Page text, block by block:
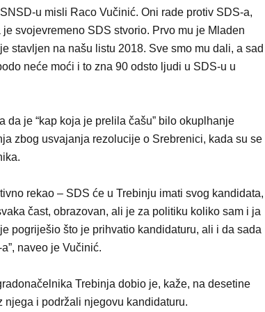
u misli Raco Vučinić. Oni rade protiv SDS-a,
svojevremeno SDS stvorio. Prvo mu je Mladen
stavljen na našu listu 2018. Sve smo mu dali, a sad
neće moći i to zna 90 odsto ljudi u SDS-u u
da je “kap koja je prelila čašu” bilo okuplhanje
zbog usvajanja rezolucije o Srebrenici, kada su se
rekao – SDS će u Trebinju imati svog kandidata,
čast, obrazovan, ali je za politiku koliko sam i ja
pogriješio što je prihvatio kandidaturu, ali i da sada
naveo je Vučinić.
Trebinja dobio je, kaže, na desetine
i podržali njegovu kandidaturu.